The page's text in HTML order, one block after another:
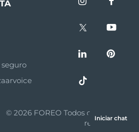
© 2026 FOREO Todos os direitos
reservados
Iniciar chat